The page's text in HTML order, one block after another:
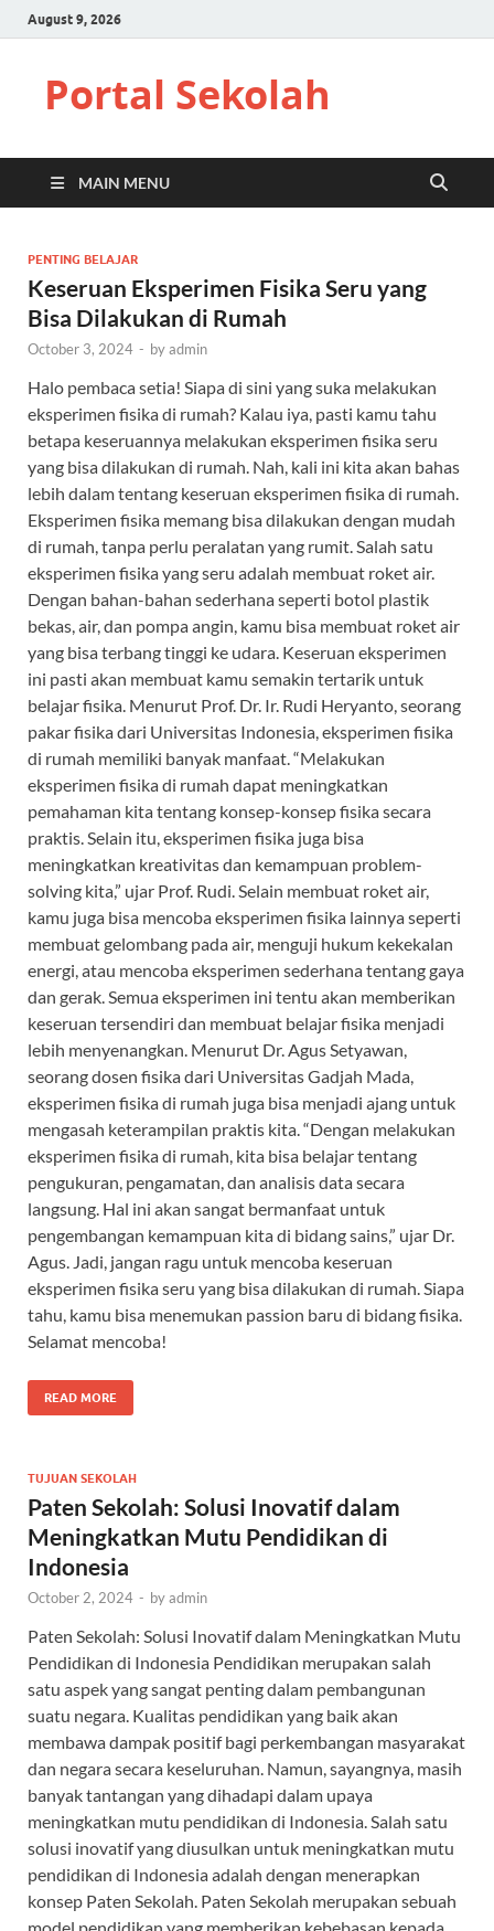
August 9, 2026
Portal Sekolah
MAIN MENU
PENTING BELAJAR
Keseruan Eksperimen Fisika Seru yang
Bisa Dilakukan di Rumah
October 3, 2024 - byadmin
Halo pembaca setia! Siapa di sini yang suka melakukan
eksperimen fisika di rumah? Kalau iya, pasti kamu tahu
betapa keseruannya melakukan eksperimen fisika seru
yang bisa dilakukan di rumah. Nah, kali ini kita akan bahas
lebih dalam tentang keseruan eksperimen fisika di rumah.
Eksperimen fisika memang bisa dilakukan dengan mudah
di rumah, tanpa perlu peralatan yang rumit. Salah satu
eksperimen fisika yang seru adalah membuat roket air.
Dengan bahan-bahan sederhana seperti botol plastik
bekas, air, dan pompa angin, kamu bisa membuat roket air
yang bisa terbang tinggi ke udara. Keseruan eksperimen
ini pasti akan membuat kamu semakin tertarik untuk
belajar fisika. Menurut Prof. Dr. Ir. Rudi Heryanto, seorang
pakar fisika dari Universitas Indonesia, eksperimen fisika
di rumah memiliki banyak manfaat. “Melakukan
eksperimen fisika di rumah dapat meningkatkan
pemahaman kita tentang konsep-konsep fisika secara
praktis. Selain itu, eksperimen fisika juga bisa
meningkatkan kreativitas dan kemampuan problem-
solving kita,” ujar Prof. Rudi. Selain membuat roket air,
kamu juga bisa mencoba eksperimen fisika lainnya seperti
membuat gelombang pada air, menguji hukum kekekalan
energi, atau mencoba eksperimen sederhana tentang gaya
dan gerak. Semua eksperimen ini tentu akan memberikan
keseruan tersendiri dan membuat belajar fisika menjadi
lebih menyenangkan. Menurut Dr. Agus Setyawan,
seorang dosen fisika dari Universitas Gadjah Mada,
eksperimen fisika di rumah juga bisa menjadi ajang untuk
mengasah keterampilan praktis kita. “Dengan melakukan
eksperimen fisika di rumah, kita bisa belajar tentang
pengukuran, pengamatan, dan analisis data secara
langsung. Hal ini akan sangat bermanfaat untuk
pengembangan kemampuan kita di bidang sains,” ujar Dr.
Agus. Jadi, jangan ragu untuk mencoba keseruan
eksperimen fisika seru yang bisa dilakukan di rumah. Siapa
tahu, kamu bisa menemukan passion baru di bidang fisika.
Selamat mencoba!
READ MORE
TUJUAN SEKOLAH
Paten Sekolah: Solusi Inovatif dalam
Meningkatkan Mutu Pendidikan di
Indonesia
October 2, 2024 - byadmin
Paten Sekolah: Solusi Inovatif dalam Meningkatkan Mutu
Pendidikan di Indonesia Pendidikan merupakan salah
satu aspek yang sangat penting dalam pembangunan
suatu negara. Kualitas pendidikan yang baik akan
membawa dampak positif bagi perkembangan masyarakat
dan negara secara keseluruhan. Namun, sayangnya, masih
banyak tantangan yang dihadapi dalam upaya
meningkatkan mutu pendidikan di Indonesia. Salah satu
solusi inovatif yang diusulkan untuk meningkatkan mutu
pendidikan di Indonesia adalah dengan menerapkan
konsep Paten Sekolah. Paten Sekolah merupakan sebuah